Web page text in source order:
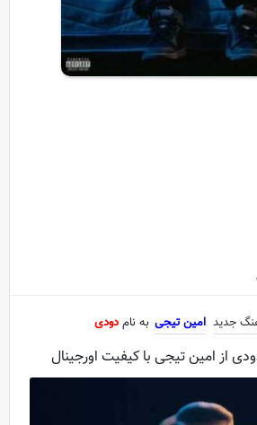
جدید امین تیجی به
جدید امین تیجی به نامدودی
از امین تیجی با کیفیت اورجینال